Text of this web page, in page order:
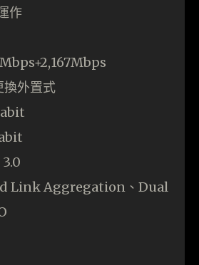
作
換外置式
Link Aggregation、Dual